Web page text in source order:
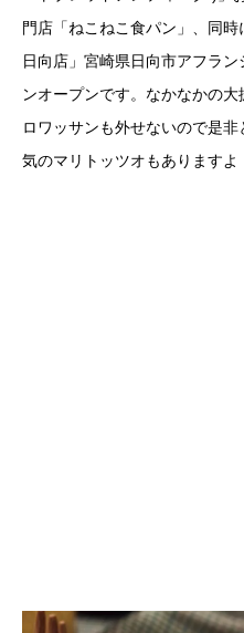
門店「ねこねこ食パン」、同
日向店」宮崎県日向市アフラ
ンオープンです。なかなかの
ロワッサンも外せないので是
気のマリトッツオもありますよ